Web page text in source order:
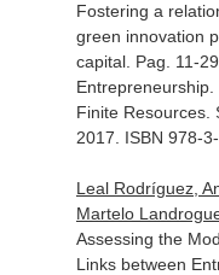
Fostering a
green innovation
capital. Pag. 11-29.
Finite Resources.
2017. ISBN 978-
Leal Rodríguez,
Martelo
Assessing the
Links between